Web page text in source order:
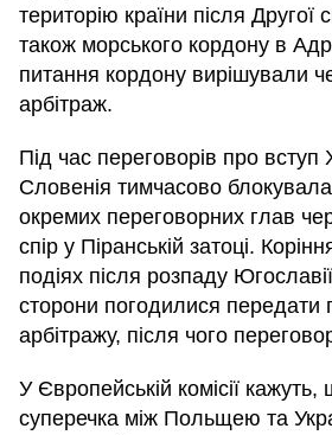
територію країни після Другої
також морського кордону в
питання кордону вирішували
арбітраж.
Під час переговорів про вступ
Словенія тимчасово блокувала
окремих переговорних глав
спір у Піранській затоці.
подіях після розпаду
сторони погодилися передати
арбітражу, після чого
У Європейській комісії
суперечка між Польщею та